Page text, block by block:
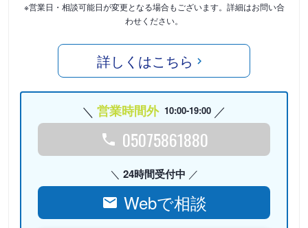
※営業日・相談可能日が変更となる場合もございます。詳細はお問い合
わせください。
詳しくはこちら
営業時間外 10:00-19:00
05075861880
24時間受付中
Webで相談